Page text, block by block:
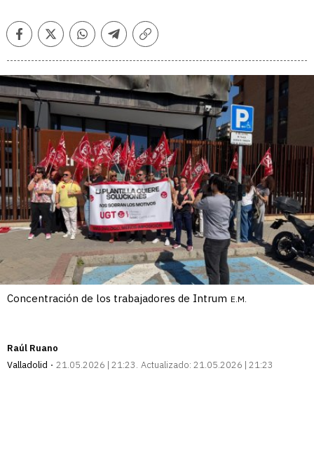
FacebookTwitterWhatsappTelegramCopiar
Concentración de los trabajadores de Intrum E.M.
Raúl Ruano
Valladolid
21.05.2026 | 21:23 Actualizado: 21.05.2026 | 21:23